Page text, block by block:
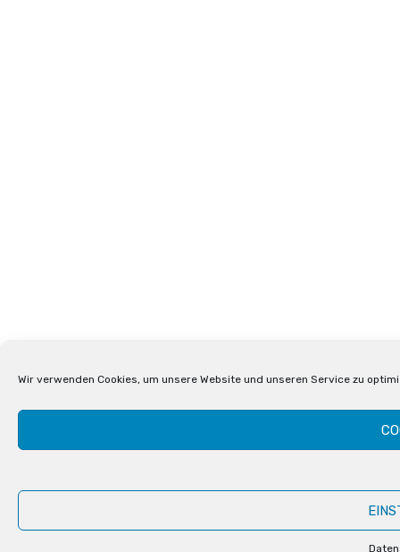
Wir verwenden Cookies, um unsere Website und unseren Service zu